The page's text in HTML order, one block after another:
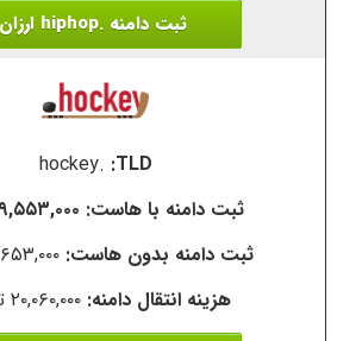
ثبت دامنه .hiphop ارزان
.hockey
۹,۵۵۳,۰۰۰ تومان
۹,۶۵۳,۰۰۰
۲۰,۰۶۰,۰۰۰ تومان